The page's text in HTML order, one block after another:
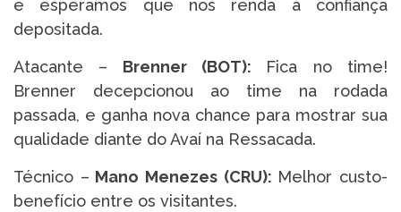
e esperamos que nos renda a confiança
depositada.
Atacante – Brenner (BOT): Fica no time!
Brenner decepcionou ao time na rodada
passada, e ganha nova chance para mostrar sua
qualidade diante do Avaí na Ressacada.
Técnico – Mano Menezes (CRU): Melhor custo-
benefício entre os visitantes.